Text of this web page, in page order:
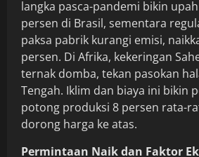
langka pasca-pandemi bikin
persen di Brasil, sementara
paksa pabrik kurangi emisi,
persen. Di Afrika, kekeringan
ternak domba, tekan pasokan
Tengah. Iklim dan biaya ini bikin
potong produksi 8 persen rata-
dorong harga ke atas.
Permintaan Naik dan Faktor